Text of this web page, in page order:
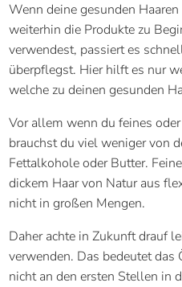
Wenn deine gesunden
weiterhin die Produkte zu
verwendest, passiert es
überpflegst. Hier hilft es nur
welche zu deinen gesunden
Vor allem wenn du feines
brauchst du viel weniger von
Fettalkohole oder Butter.
dickem Haar von Natur aus
nicht in großen Mengen.
Daher achte in Zukunft drauf
verwenden. Das bedeutet
nicht an den ersten Stellen in